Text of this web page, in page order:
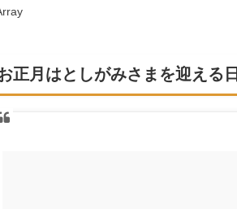
正月はとしがみさまを迎える日